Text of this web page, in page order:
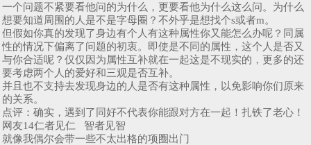
一个问题不紧要看他问的为什么，更要看他为什么这么问。为什么
想要知道周围的人是不是字母圈？不外乎是想找个s或者m。
但假如你真的发现了身边有个人有这种属性你又能怎么办呢？同属
性的情况下偏离了问题的初衷。即使是不同的属性，这个人是否又
与你合适呢？仅仅因为属性互补就在一起这是不现实的，更多的还
要考虑两个人的爱好和三观是否互补。
并且也不支持去发现身边的人是否有这种属性，以免影响你们原来
的关系。
点评：确实，遇到了同好不代表你能跟对方在一起！扎铁了老心！
网友14仁者见仁 智者见智
就像我偶尔会带一些不太出格的项圈出门